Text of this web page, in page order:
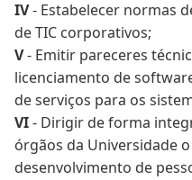
IV- Estabelecer normas
de TIC corporativos;
V- Emitir pareceres
licenciamento de
de serviços para os
VI- Dirigir de forma
órgãos da Universidade
desenvolvimento de